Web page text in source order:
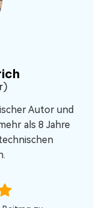
Autor und
als 8 Jahre